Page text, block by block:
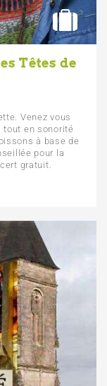
Têtes de
Venez vous
tout en sonorité
à base de
pour la
gratuit.